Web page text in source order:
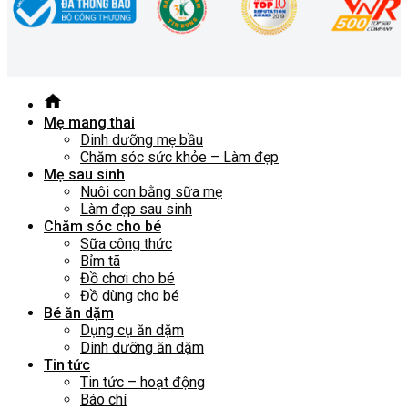
Mẹ mang thai
Dinh dưỡng mẹ bầu
Chăm sóc sức khỏe – Làm đẹp
Mẹ sau sinh
Nuôi con bằng sữa mẹ
Làm đẹp sau sinh
Chăm sóc cho bé
Sữa công thức
Bỉm tã
Đồ chơi cho bé
Đồ dùng cho bé
Bé ăn dặm
Dụng cụ ăn dặm
Dinh dưỡng ăn dặm
Tin tức
Tin tức – hoạt động
Báo chí